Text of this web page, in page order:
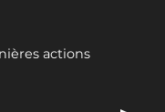
actions